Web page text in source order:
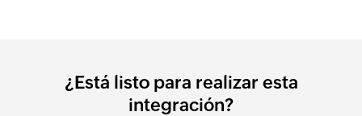
¿Está listo para realizar esta
integración?